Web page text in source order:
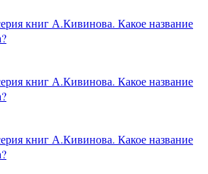
книг А.Кивинова. Какое название
книг А.Кивинова. Какое название
книг А.Кивинова. Какое название